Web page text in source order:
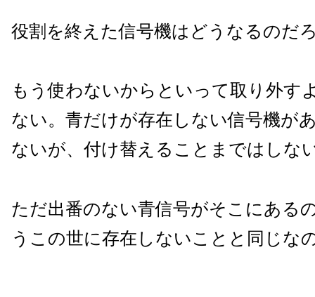
役割を終えた信号機はどうなるのだ
もう使わないからといって取り外す
ない。青だけが存在しない信号機が
ないが、付け替えることまではしな
ただ出番のない青信号がそこにある
うこの世に存在しないことと同じな